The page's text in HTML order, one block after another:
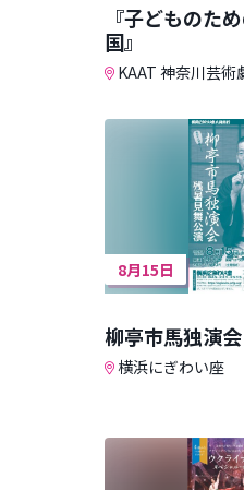
『子どものた
国』
KAAT 神奈川芸術
8月15日
柳亭市馬独演会
横浜にぎわい座